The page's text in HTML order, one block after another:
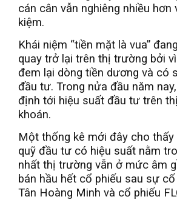
cán cân vẫn nghiêng nhiều hơn
kiệm.
Khái niệm “tiền mặt là vua”
quay trở lại trên thị trường bởi
đem lại dòng tiền dương và có
đầu tư. Trong nửa đầu năm
định tới hiệu suất đầu tư trên
khoán.
Một thống kê mới đây cho thấy
quỹ đầu tư có hiệu suất nằm
nhất thị trường vẫn ở mức âm
bán hầu hết cổ phiếu sau sự
Tân Hoàng Minh và cổ phiếu